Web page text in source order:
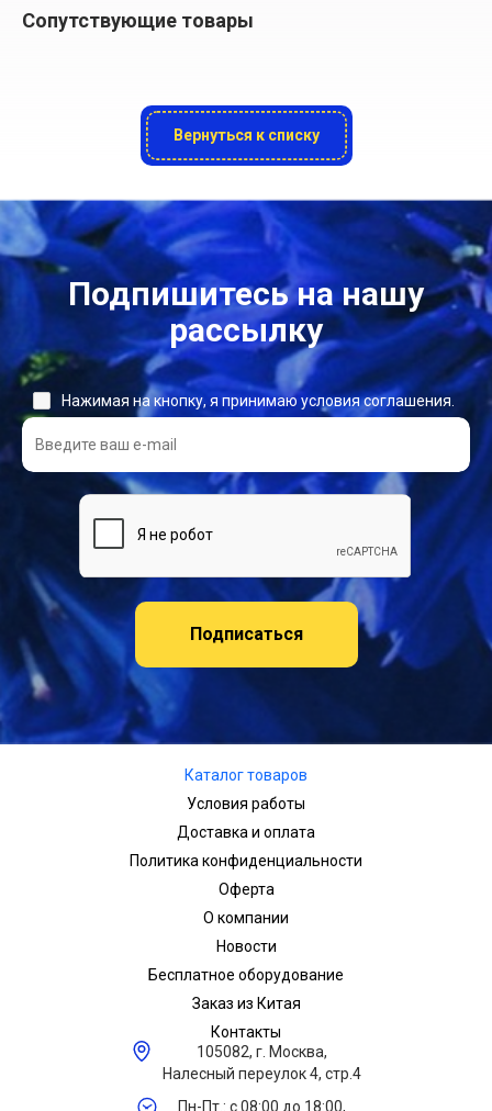
Сопутствующие товары
Вернуться к списку
Подпишитесь на нашу
рассылку
Подписаться
Нажимая на кнопку, я принимаю условия соглашения.
Каталог товаров
Условия работы
Доставка и оплата
Политика конфиденциальности
Оферта
О компании
Новости
Бесплатное оборудование
Заказ из Китая
Контакты
105082, г. Москва,
Налесный переулок 4, стр.4
Пн-Пт.: с 08:00 до 18:00,